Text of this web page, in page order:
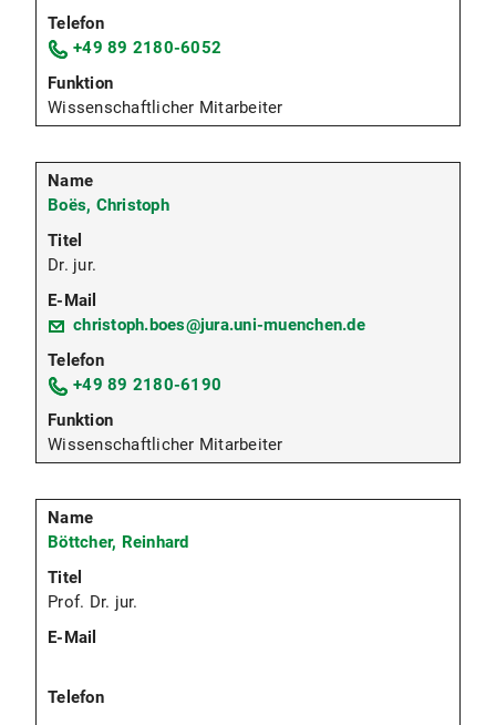
+49 89 2180-6052
Wissenschaftlicher Mitarbeiter
Boës, Christoph
Dr. jur.
christoph.boes@jura.uni-muenchen.de
+49 89 2180-6190
Wissenschaftlicher Mitarbeiter
Böttcher, Reinhard
Prof. Dr. jur.